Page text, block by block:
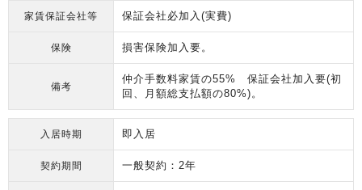
家賃保証会社等 保証会社必加入(実費)
保険 損害保険加入要。
備考
仲介手数料家賃の55% 保証会社加入要(初
回、月額総支払額の80%)。
入居時期 即入居
契約期間 一般契約：2年